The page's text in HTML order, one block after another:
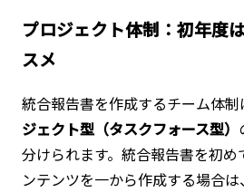
プロジェクト体制：初年度
スメ
統合報告書を作成するチーム体制
ジェクト型（タスクフォース型）
分けられます。統合報告書を初
ンテンツを一から作成する場合